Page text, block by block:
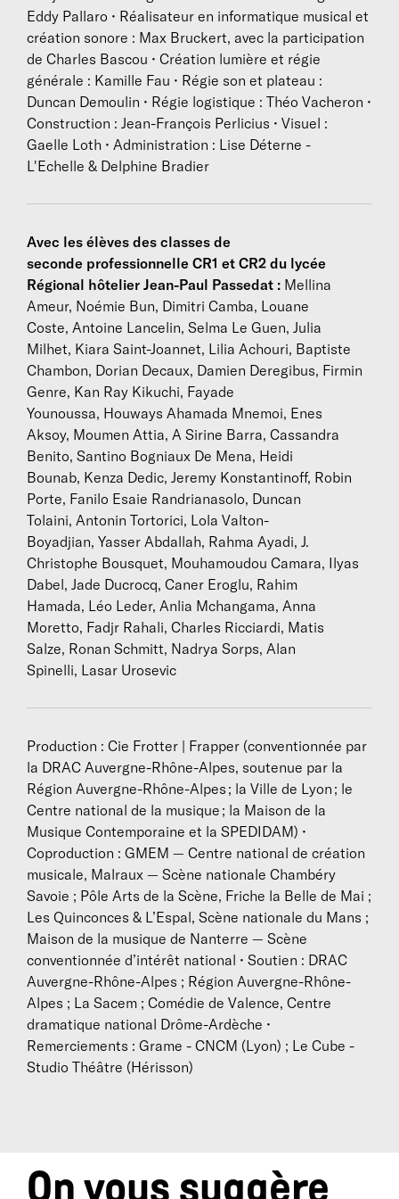
Oxana Omelchuk), et deux compositeurs (Antoine
Arnera et Aurélien Dumont). Jeux de mots et de
langues, musiques de table électroniques, chants
marins mélancoliques et évocations venteuses y
côtoient des dialogues de poissons, des envolées
oniriques et des sensations aquatiques envoûtantes,
à mesure que les odeurs se diffusent et que l’appétit
s’ouvre… Noémi chante, joue du violoncelle, provoque
Emmanuel. Ce dernier, dont la voix de basse semble
être taillée pour le théâtre, lui répond et raconte la
Hôtes et convives sont réunis sur le plateau. Ces
derniers, attablés, sont accueillis par un thé iodé, se
voient servir un vin blanc rafraîchissant et sont priés
de confectionner l’aïoli qui viendra relever la
dégustation. Noémi et Emmanuel sont juchés sur
quelques praticables et se voient encadrés par un
petit castelet qui vient délimiter un espace scénique
garni de bois, de verre, de légumes, de poissons et
d’épices. Le dressage et le service, idéalement, sont
assurés par les étudiants d’un lycée hôtelier
partenaire.
La Rose des Ventsest donc un petit théâtre cuisinier,
une rêverie musicale et sensible autour de la
bouillabaisse qui invite à rassembler la matière, les
ingrédients, les corps et les âmes et convoquer
émotions et souvenirs. La puissance évocatrice des
odeurs et des goûts, on le sait, est immense : de la
madeleine de Proust à l'odeur du feu de bois, notre
imaginaire est un grand gourmand nostalgique.
Biographies
Noémi Boutin- violoncelliste
Après des études académiques au CNSMD de Paris,
Noémi Boutin, dont la carrière est promise aux
grands concertos, emprunte des chemins singuliers,
passionnée d’aventures artistiques inédites.
Elle « violoncelle » seule, en musique de chambre
(Quatuor Béla, Vanessa Wagner, Jeanne Bleuse,
Alvise Sinivia…), joue du répertoire comme des
musiques d’aujourd’hui (Daniel D’Adamo, Frédéric
Pattar, Misato Mochizuki, Aurélien Dumont, Frédéric
Aurier, Antoine Arnera, Eve Risser, Oxana
Omelchuk...). Elle aime aussi à s’associer sur scène
avec des artistes de toutes disciplines : Jörg Müller,
concerts et spectacles musicaux, à la production de
disques ainsi qu’à la commande d’œuvres musicales.
Eddy Pallaro • Réalisateur en informatique musical et
création sonore : Max Bruckert, avec la participation
de Charles Bascou • Création lumière et régie
générale : Kamille Fau • Régie son et plateau :
Duncan Demoulin • Régie logistique : Théo Vacheron •
Construction : Jean-François Perlicius • Visuel :
Gaelle Loth • Administration : Lise Déterne -
L'Echelle & Delphine Bradier
Avec les élèves des classes de
seconde professionnelle CR1 et CR2 du lycée
Régional hôtelier Jean-Paul Passedat : Mellina
Ameur, Noémie Bun, Dimitri Camba, Louane
Coste, Antoine Lancelin, Selma Le Guen, Julia
Milhet, Kiara Saint-Joannet, Lilia Achouri, Baptiste
Chambon, Dorian Decaux, Damien Deregibus, Firmin
Genre, Kan Ray Kikuchi, Fayade
Younoussa, Houways Ahamada Mnemoi, Enes
Aksoy, Moumen Attia, A Sirine Barra, Cassandra
Benito, Santino Bogniaux De Mena, Heidi
Bounab, Kenza Dedic, Jeremy Konstantinoff, Robin
Porte, Fanilo Esaie Randrianasolo, Duncan
Tolaini, Antonin Tortorici, Lola Valton-
Boyadjian, Yasser Abdallah, Rahma Ayadi, J.
Christophe Bousquet, Mouhamoudou Camara, Ilyas
Dabel, Jade Ducrocq, Caner Eroglu, Rahim
Hamada, Léo Leder, Anlia Mchangama, Anna
Moretto, Fadjr Rahali, Charles Ricciardi, Matis
Salze, Ronan Schmitt, Nadrya Sorps, Alan
Spinelli, Lasar Urosevic
Production : Cie Frotter | Frapper (conventionnée par
la DRAC Auvergne-Rhône-Alpes, soutenue par la
Région Auvergne-Rhône-Alpes ; la Ville de Lyon ; le
Centre national de la musique ; la Maison de la
Musique Contemporaine et la SPEDIDAM) •
Coproduction : GMEM — Centre national de création
musicale, Malraux — Scène nationale Chambéry
Savoie ; Pôle Arts de la Scène, Friche la Belle de Mai ;
Les Quinconces & L’Espal, Scène nationale du Mans ;
Maison de la musique de Nanterre — Scène
conventionnée d’intérêt national • Soutien : DRAC
Auvergne-Rhône-Alpes ; Région Auvergne-Rhône-
Alpes ; La Sacem ; Comédie de Valence, Centre
dramatique national Drôme-Ardèche •
Remerciements : Grame - CNCM (Lyon) ; Le Cube -
Studio Théâtre (Hérisson)
On vous suggère